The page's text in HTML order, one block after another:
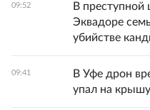
09:52
В
Эквадоре
убийстве
09:41
В Уфе дрон
упал на